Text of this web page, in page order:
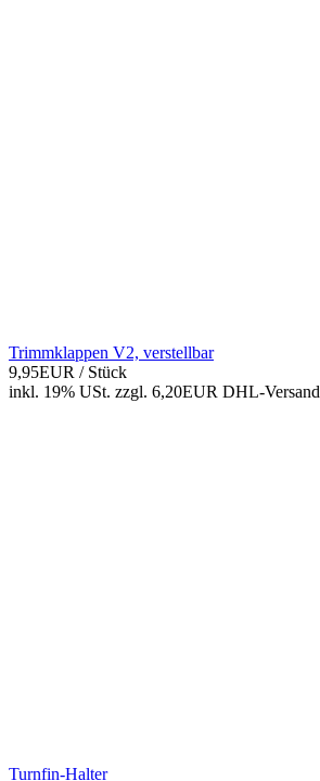
Trimmklappen V2, verstellbar
9,95EUR / Stück
inkl. 19% USt. zzgl. 6,20EUR DHL-Versand
Turnfin-Halter